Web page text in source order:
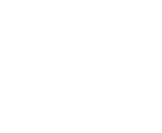
El PSOE de Málaga ha
los medios de
su máximo respeto a la
de mostrar su deseo de